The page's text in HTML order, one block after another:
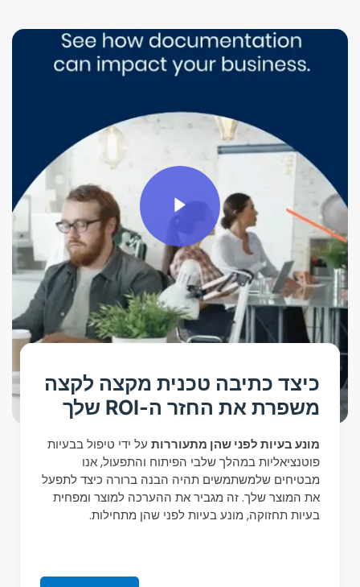
כיצד כתיבה טכנית מקצה לקצה
משפרת את החזר ה-ROI שלך
מונע בעיות לפני שהן מתעוררותעל ידי טיפול בבעיות
פוטנציאליות במהלך שלבי הפיתוח והתפעול, אנו
מבטיחים שלמשתמשים תהיה הבנה ברורה כיצד לתפעל
את המוצר שלך. זה מגביר את ההערכה למוצר ומפחית
בעיות תחזוקה, מונע בעיות לפני שהן מתחילות.